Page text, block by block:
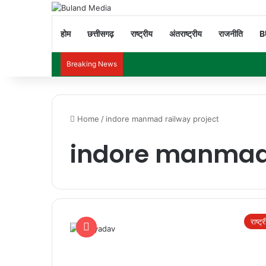
होम छत्तीसगढ़ राष्ट्रीय अंतराष्ट्रीय राजनीति
Breaking News
Home / indore manmad railway project
indore